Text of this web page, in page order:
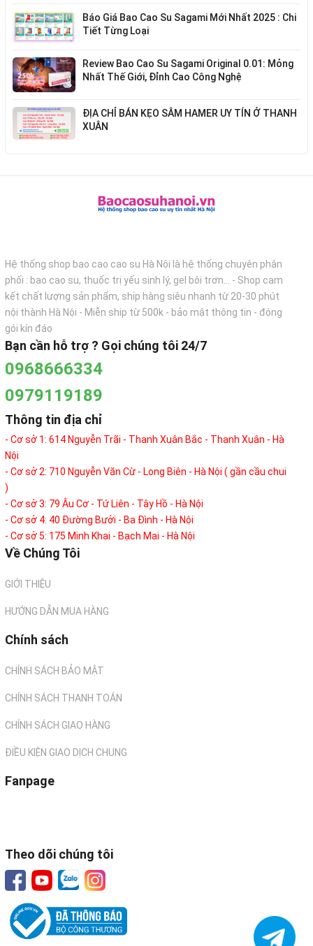
Báo Giá Bao Cao Su Sagami Mới Nhất 2025 : Chi
Tiết Từng Loại
Review Bao Cao Su Sagami Original 0.01: Mỏng
Nhất Thế Giới, Đỉnh Cao Công Nghệ
ĐỊA CHỈ BÁN KẸO SÂM HAMER UY TÍN Ở THANH
XUÂN
Hệ thống shop bao cao cao su Hà Nội là hệ thống chuyên phân
phối : bao cao su, thuốc trị yếu sinh lý, gel bôi trơn... - Shop cam
kết chất lượng sản phẩm, ship hàng siêu nhanh từ 20-30 phút
nội thành Hà Nội - Miễn ship từ 500k - bảo mật thông tin - đóng
gói kín đáo
Bạn cần hỗ trợ ? Gọi chúng tôi 24/7
0968666334
0979119189
Thông tin địa chỉ
- Cơ sở 1: 614 Nguyễn Trãi - Thanh Xuân Bắc - Thanh Xuân - Hà
Nội
- Cơ sở 2: 710 Nguyễn Văn Cừ - Long Biên - Hà Nội ( gần cầu chui
)
- Cơ sở 3: 79 Âu Cơ - Tứ Liên - Tây Hồ - Hà Nội
- Cơ sở 4: 40 Đường Bưởi - Ba Đình - Hà Nội
- Cơ sở 5: 175 Minh Khai - Bạch Mai - Hà Nội
Về Chúng Tôi
GIỚI THIỆU
HƯỚNG DẪN MUA HÀNG
Chính sách
CHÍNH SÁCH BẢO MẬT
CHÍNH SÁCH THANH TOÁN
CHÍNH SÁCH GIAO HÀNG
ĐIỀU KIỆN GIAO DỊCH CHUNG
Fanpage
Theo dõi chúng tôi